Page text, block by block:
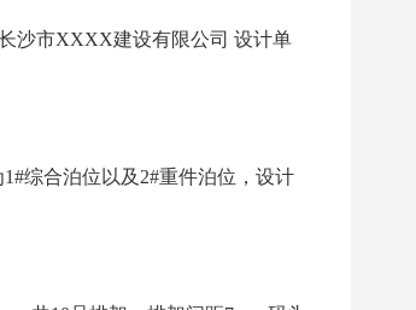
沙市XXXX建设有限公司 设计单
综合泊位以及2#重件泊位，设计